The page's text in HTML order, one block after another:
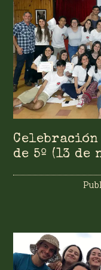
de 5º (13 de